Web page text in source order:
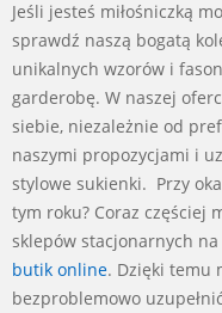
Jeśli jesteś miłośniczką
sprawdź naszą bogatą
unikalnych wzorów i
garderobę. W naszej
siebie, niezależnie od
naszymi propozycjami i
stylowe sukienki. Przy
tym roku? Coraz częściej
sklepów stacjonarnych
butik online. Dzięki temu
bezproblemowo